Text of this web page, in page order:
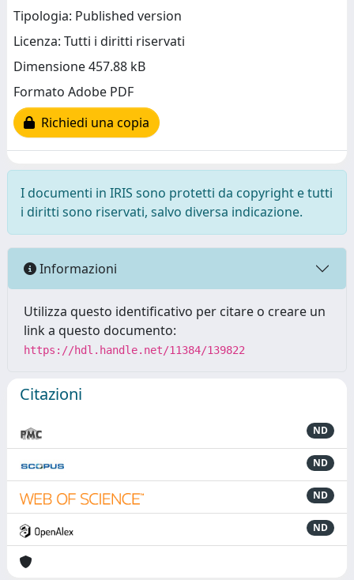
Tipologia: Published version
Licenza: Tutti i diritti riservati
Dimensione 457.88 kB
Formato Adobe PDF
Richiedi una copia
I documenti in IRIS sono protetti da copyright e tutti
i diritti sono riservati, salvo diversa indicazione.
Informazioni
Utilizza questo identificativo per citare o creare un
link a questo documento:
https://hdl.handle.net/11384/139822
Citazioni
ND
ND
ND
ND